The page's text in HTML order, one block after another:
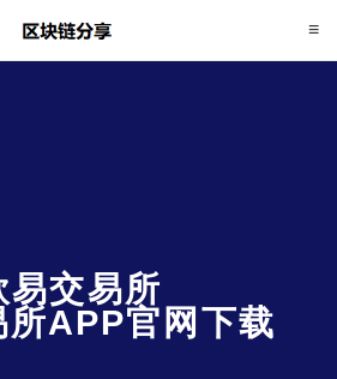
易交易所
所APP官网下载